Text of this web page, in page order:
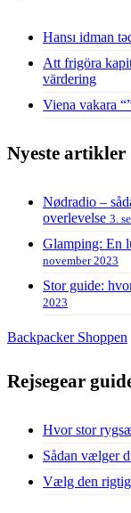
Hansı idman
Att frigöra
värdering
Viena vakara
Nyeste artikler
Nødradio –
overlevelse 3.
Glamping: En
november 2023
Stor guide:
2023
Backpacker Shoppen
Rejsegear
Hvor stor
Sådan vælger
Vælg den